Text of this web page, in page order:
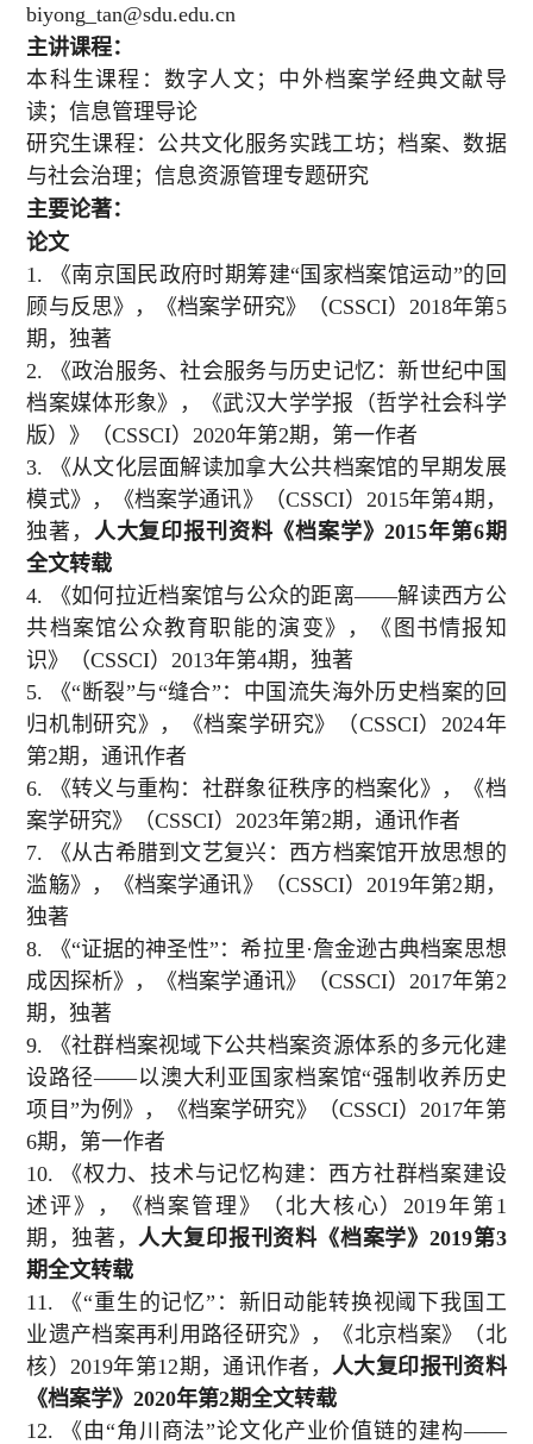
biyong_tan@sdu.edu.cn
主讲课程：
本科生课程：数字人文；中外档案学经典文献导
读；信息管理导论
研究生课程：公共文化服务实践工坊；档案、数据
与社会治理；信息资源管理专题研究
主要论著：
论文
1.
《南京国民政府时期筹建“国家档案馆运动”的回
顾与反思》，《档案学研究》（CSSCI） 2018年第5
期，独著
2.
《政治服务、社会服务与历史记忆：新世纪中国
档案媒体形象》，《武汉大学学报（哲学社会科学
版）》（CSSCI） 2020年第2期，第一作者
3.
《从文化层面解读加拿大公共档案馆的早期发展
模式》，《档案学通讯》（CSSCI） 2015年第4期，
独著， 人大复印报刊资料《档案学》2015年第6期
全文转载
4.
《如何拉近档案馆与公众的距离——解读西方公
共档案馆公众教育职能的演变》，《图书情报知
识》（CSSCI） 2013年第4期，独著
5.
《“断裂”与“缝合”：中国流失海外历史档案的回
归机制研究》，《档案学研究》（CSSCI） 2024年
第2期，通讯作者
6.
《转义与重构：社群象征秩序的档案化》，《档
案学研究》（CSSCI） 2023年第2期，通讯作者
7.
《从古希腊到文艺复兴：西方档案馆开放思想的
滥觞》，《档案学通讯》（CSSCI） 2019年第2期，
独著
8.
《“证据的神圣性”：希拉里·詹金逊古典档案思想
成因探析》，《档案学通讯》（CSSCI） 2017年第2
期，独著
9.
《社群档案视域下公共档案资源体系的多元化建
设路径——以澳大利亚国家档案馆“强制收养历史
项目”为例》，《档案学研究》（CSSCI） 2017年第
6期，第一作者
10.
《权力、技术与记忆构建：西方社群档案建设
述评》，《档案管理》（北大核心） 2019年第 1
期，独著， 人大复印报刊资料《档案学》 2019第3
期全文转载
11.
《“重生的记忆”：新旧动能转换视阈下我国工
业遗产档案再利用路径研究》，《北京档案》（北
核） 2019年第12期，通讯作者， 人大复印报刊资料
《档案学》2020年第2期全文转载
12.
《由“角川商法”论文化产业价值链的建构——